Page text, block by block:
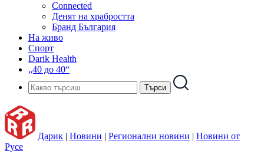
Connected
Денят на храбростта
Бранд България
На живо
Спорт
Darik Health
„40 до 40“
Дарик | Новини | Регионални новини | Новини от
Русе